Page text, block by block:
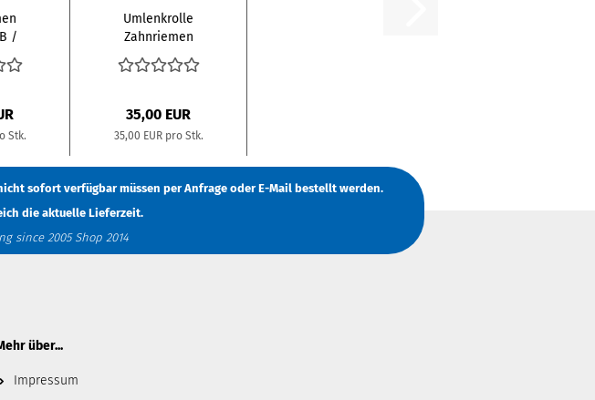
/
/
Stk.
Umlenkrolle
Zahnriemen
Audi S2 3B 200
20V...
35,00 EUR
35,00 EUR pro Stk.
sofort verfügbar müssen per AnfrageoderE-Mailbestellt werden.
die aktuelle Lieferzeit.
since 2005 Shop 2014
über...
Impressum